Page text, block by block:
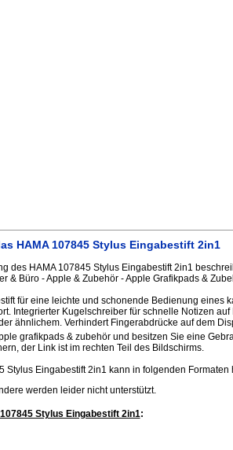
HAMA 107845 Stylus Eingabestift 2in1
des HAMA 107845 Stylus Eingabestift 2in1
& Büro - Apple & Zubehör - Apple Grafikpads &
für eine leichte und schonende Bedienung eines
Integrierter Kugelschreiber für schnelle Notizen
ähnlichem. Verhindert Fingerabdrücke auf dem
grafikpads & zubehör und besitzen Sie eine
der Link ist im rechten Teil des Bildschirms.
Stylus Eingabestift 2in1 kann in folgenden
werden leider nicht unterstützt.
Stylus Eingabestift 2in1: